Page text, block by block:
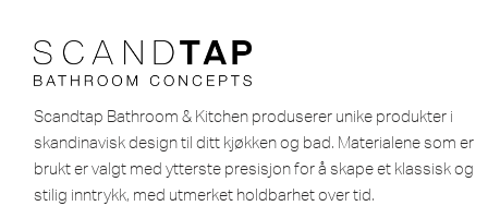
Scandtap Bathroom & Kitchen produserer unike produkter i
skandinavisk design til ditt kjøkken og bad. Materialene som er
brukt er valgt med ytterste presisjon for å skape et klassisk og
stilig inntrykk, med utmerket holdbarhet over tid.